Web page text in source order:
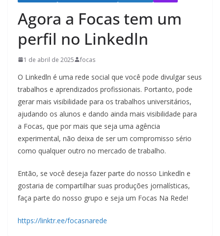
Agora a Focas tem um
perfil no Linkedln
1 de abril de 2025 focas
O Linkedln é uma rede social que você pode divulgar seus
trabalhos e aprendizados profissionais. Portanto, pode
gerar mais visibilidade para os trabalhos universitários,
ajudando os alunos e dando ainda mais visibilidade para
a Focas, que por mais que seja uma agência
experimental, não deixa de ser um compromisso sério
como qualquer outro no mercado de trabalho.
Então, se você deseja fazer parte do nosso Linkedln e
gostaria de compartilhar suas produções jornalísticas,
faça parte do nosso grupo e seja um Focas Na Rede!
https://linktr.ee/focasnarede